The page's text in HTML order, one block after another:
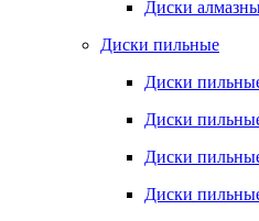
Диски
Диски пильные
Диски
Диски
Диски
Диски